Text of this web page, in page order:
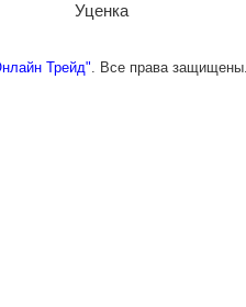
Уценка
Трейд". Все права